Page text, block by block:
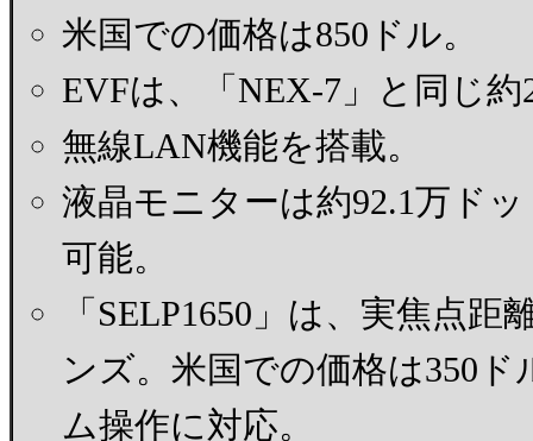
米国での価格は850ドル。
EVFは、「NEX-7」と同じ
無線LAN機能を搭載。
液晶モニターは約92.1万ド
可能。
「SELP1650」は、実焦点
ンズ。米国での価格は350
ム操作に対応。